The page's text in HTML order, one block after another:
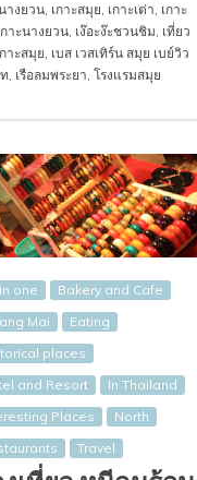
างยวน, เกาะสมุย, เกาะเต่า, เกาะ
กาะนางยวน, เง๊อะง๊ะชวนชิม, เที่ยว
าะสมุย, เบส เวสเทิร์น สมุย เบย์วิว
, เรือลมพระยา, โรงแรมสมุย
one
Bakery and Cafe
Mai
Eating
places
and Resort
In Thailand
Places
North
Travel